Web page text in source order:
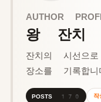
AUTHOR
왕 잔치
잔치의 시선으
장소를 기록합니
POSTS 170